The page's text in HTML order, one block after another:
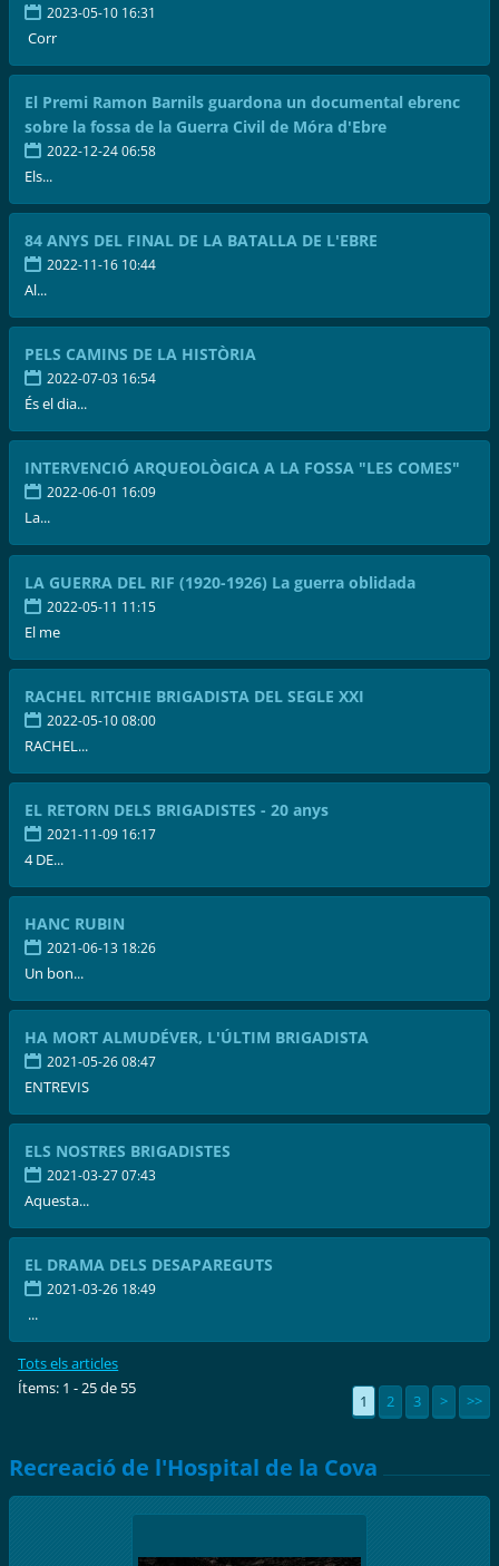
2023-05-10 16:31
Corr
El Premi Ramon Barnils guardona un documental ebrenc
sobre la fossa de la Guerra Civil de Móra d'Ebre
2022-12-24 06:58
Els...
84 ANYS DEL FINAL DE LA BATALLA DE L'EBRE
2022-11-16 10:44
Al...
PELS CAMINS DE LA HISTÒRIA
2022-07-03 16:54
És el dia...
INTERVENCIÓ ARQUEOLÒGICA A LA FOSSA "LES COMES"
2022-06-01 16:09
La...
LA GUERRA DEL RIF (1920-1926) La guerra oblidada
2022-05-11 11:15
El me
RACHEL RITCHIE BRIGADISTA DEL SEGLE XXI
2022-05-10 08:00
RACHEL...
EL RETORN DELS BRIGADISTES - 20 anys
2021-11-09 16:17
4 DE...
HANC RUBIN
2021-06-13 18:26
Un bon...
HA MORT ALMUDÉVER, L'ÚLTIM BRIGADISTA
2021-05-26 08:47
ENTREVIS
ELS NOSTRES BRIGADISTES
2021-03-27 07:43
Aquesta...
EL DRAMA DELS DESAPAREGUTS
2021-03-26 18:49
...
Tots els articles
Ítems: 1 - 25 de 55
1 2 3 > >>
Recreació de l'Hospital de la Cova